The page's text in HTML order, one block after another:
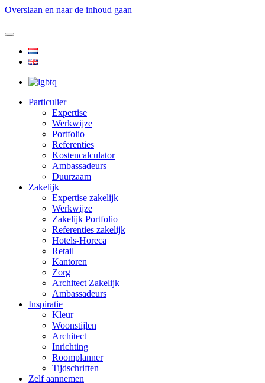
Overslaan en naar de inhoud gaan
Particulier
Expertise
Werkwijze
Portfolio
Referenties
Kostencalculator
Ambassadeurs
Duurzaam
Zakelijk
Expertise zakelijk
Werkwijze
Zakelijk Portfolio
Referenties zakelijk
Hotels-Horeca
Retail
Kantoren
Zorg
Architect Zakelijk
Ambassadeurs
Inspiratie
Kleur
Woonstijlen
Architect
Inrichting
Roomplanner
Tijdschriften
Zelf aannemen